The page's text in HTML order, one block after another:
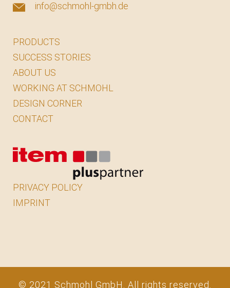
info@schmohl-gmbh.de
PRODUCTS
SUCCESS STORIES
ABOUT US
WORKING AT SCHMOHL
DESIGN CORNER
CONTACT
PRIVACY POLICY
IMPRINT
© 2021 Schmohl GmbH. All rights reserved.